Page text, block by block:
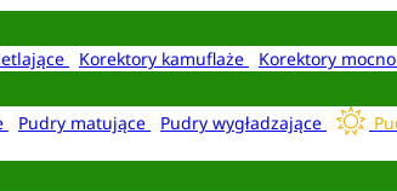
Korektory kamuflaże Korektory
Pudry matujące Pudry wygładzające